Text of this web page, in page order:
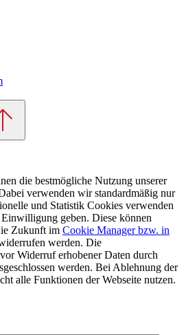
die bestmögliche Nutzung unserer
verwenden wir standardmäßig nur
und Statistik Cookies verwenden
geben. Diese können
Zukunft im Cookie Manager bzw. in
werden. Die
Widerruf erhobener Daten durch
werden. Bei Ablehnung der
alle Funktionen der Webseite nutzen.